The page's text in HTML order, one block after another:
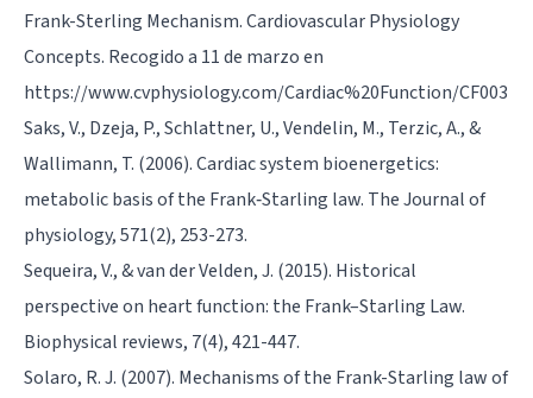
Frank-Sterling Mechanism. Cardiovascular Physiology
Concepts. Recogido a 11 de marzo en
https://www.cvphysiology.com/Cardiac%20Function/CF003
Saks, V., Dzeja, P., Schlattner, U., Vendelin, M., Terzic, A., &
Wallimann, T. (2006). Cardiac system bioenergetics:
metabolic basis of the Frank‐Starling law. The Journal of
physiology, 571(2), 253-273.
Sequeira, V., & van der Velden, J. (2015). Historical
perspective on heart function: the Frank–Starling Law.
Biophysical reviews, 7(4), 421-447.
Solaro, R. J. (2007). Mechanisms of the Frank-Starling law of